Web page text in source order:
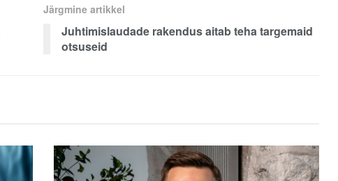
Järgmine artikkel
Juhtimislaudade rakendus aitab teha targemaid
otsuseid